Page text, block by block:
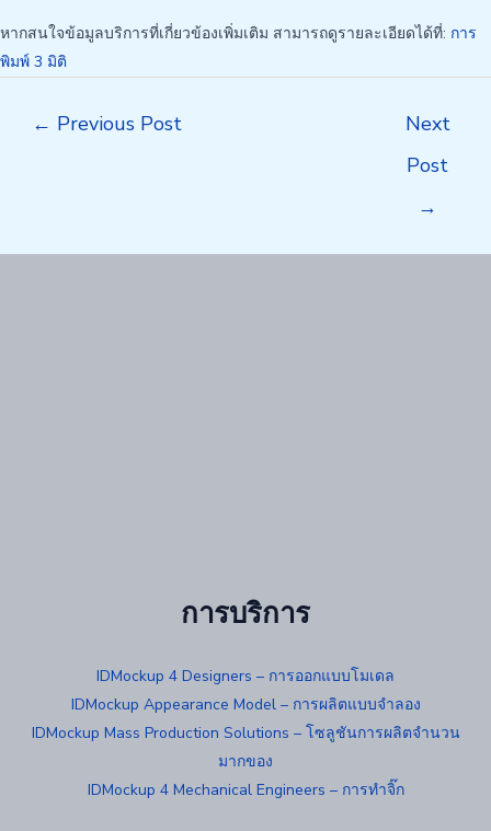
หากสนใจข้อมูลบริการที่เกี่ยวข้องเพิ่มเติม สามารถดูรายละเอียดได้ที่: การ
พิมพ์ 3 มิติ
← Previous Post
Next
Post
→
การบริการ
IDMockup 4 Designers – การออกแบบโมเดล
IDMockup Appearance Model – การผลิตแบบจำลอง
IDMockup Mass Production Solutions – โซลูชันการผลิตจำนวน
มากของ
IDMockup 4 Mechanical Engineers – การทำจิ๊ก